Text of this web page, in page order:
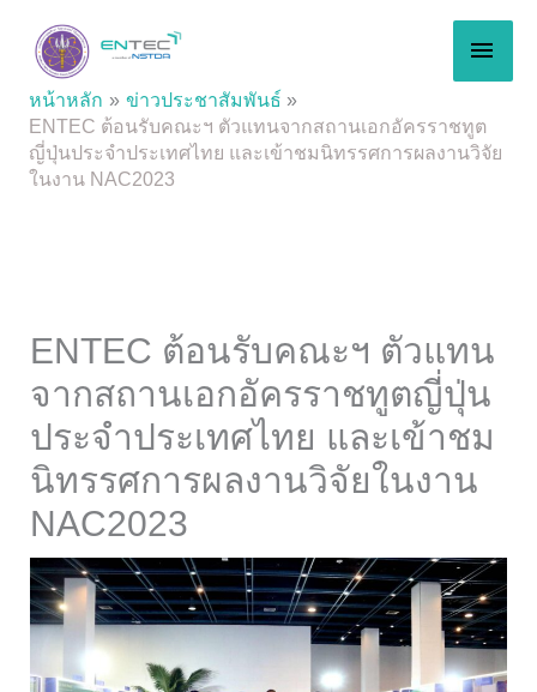
content
หน้าหลัก
ข่าวประชาสัมพันธ์
ENTEC ต้อนรับคณะฯ ตัวแทนจากสถานเอกอัครราชทูต
ญี่ปุ่นประจำประเทศไทย และเข้าชมนิทรรศการผลงานวิจัย
ในงาน NAC2023
ENTEC ต้อนรับคณะฯ ตัวแทน
จากสถานเอกอัครราชทูตญี่ปุ่น
ประจำประเทศไทย และเข้าชม
นิทรรศการผลงานวิจัยในงาน
NAC2023